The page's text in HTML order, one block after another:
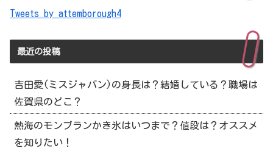
Tweets by attemborough4
最近の投稿
吉田愛(ミスジャパン)の身長は？結婚している？職場は
佐賀県のどこ？
熱海のモンブランかき氷はいつまで？値段は？オススメ
を知りたい！